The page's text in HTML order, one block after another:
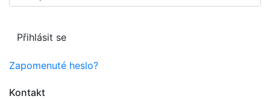
Zapomenuté heslo?
Kontakt